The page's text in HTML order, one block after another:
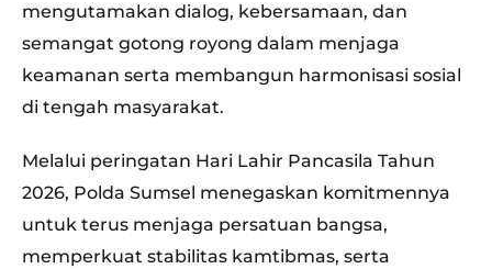
mengutamakan dialog, kebersamaan, dan
semangat gotong royong dalam menjaga
keamanan serta membangun harmonisasi sosial
di tengah masyarakat.
Melalui peringatan Hari Lahir Pancasila Tahun
2026, Polda Sumsel menegaskan komitmennya
untuk terus menjaga persatuan bangsa,
memperkuat stabilitas kamtibmas, serta